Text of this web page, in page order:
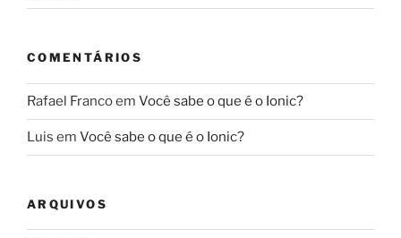
COMENTÁRIOS
Rafael Francoem Você sabe o que é o Ionic?
Luis em Você sabe o que é o Ionic?
ARQUIVOS